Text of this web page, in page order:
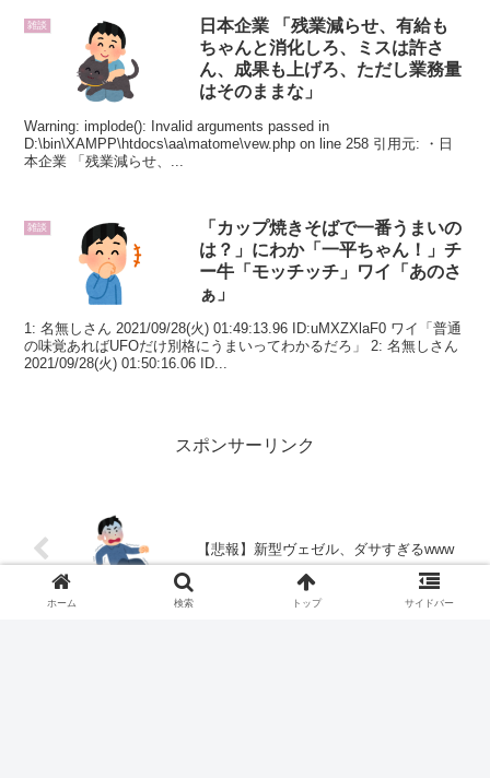
雑談
日本企業 「残業減らせ、有給も
ちゃんと消化しろ、ミスは許さ
ん、成果も上げろ、ただし業務量
はそのままな」
Warning: implode(): Invalid arguments passed in
D:\bin\XAMPP\htdocs\aa\matome\vew.php on line 258 引用元: ・日
本企業 「残業減らせ、...
雑談
「カップ焼きそばで一番うまいの
は？」にわか「一平ちゃん！」チ
ー牛「モッチッチ」ワイ「あのさ
ぁ」
1: 名無しさん 2021/09/28(火) 01:49:13.96 ID:uMXZXlaF0 ワイ「普通
の味覚あればUFOだけ別格にうまいってわかるだろ」 2: 名無しさん
2021/09/28(火) 01:50:16.06 ID...
スポンサーリンク
【悲報】新型ヴェゼル、ダサすぎるwww
ホーム 検索 トップ サイドバー